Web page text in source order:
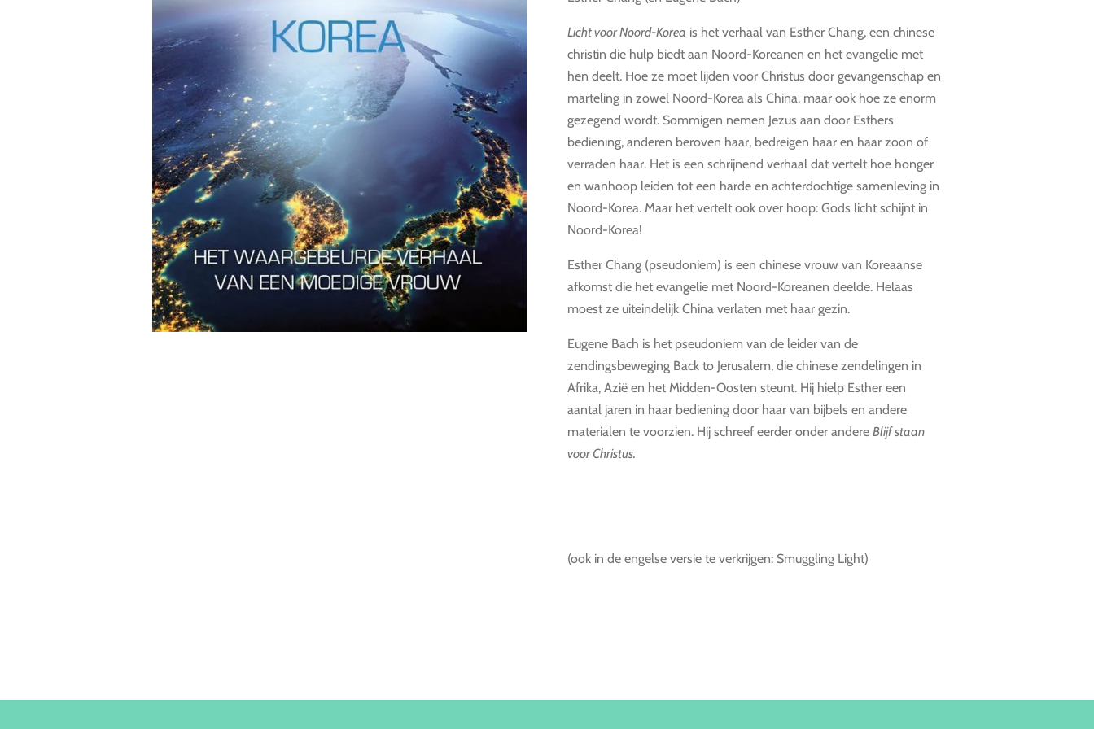
Licht voor Noord-Korea is het verhaal van Esther Chang, een chinese
christin die hulp biedt aan Noord-Koreanen en het evangelie met
hen deelt. Hoe ze moet lijden voor Christus door gevangenschap en
marteling in zowel Noord-Korea als China, maar ook hoe ze enorm
gezegend wordt. Sommigen nemen Jezus aan door Esthers
bediening, anderen beroven haar, bedreigen haar en haar zoon of
verraden haar. Het is een schrijnend verhaal dat vertelt hoe honger
en wanhoop leiden tot een harde en achterdochtige samenleving in
Noord-Korea. Maar het vertelt ook over hoop: Gods licht schijnt in
Noord-Korea!
Esther Chang (pseudoniem) is een chinese vrouw van Koreaanse
afkomst die het evangelie met Noord-Koreanen deelde. Helaas
moest ze uiteindelijk China verlaten met haar gezin.
Eugene Bach is het pseudoniem van de leider van de
zendingsbeweging Back to Jerusalem, die chinese zendelingen in
Afrika, Azië en het Midden-Oosten steunt. Hij hielp Esther een
aantal jaren in haar bediening door haar van bijbels en andere
materialen te voorzien. Hij schreef eerder onder andere Blijf staan
voor Christus.
(ook in de engelse versie te verkrijgen: Smuggling Light)